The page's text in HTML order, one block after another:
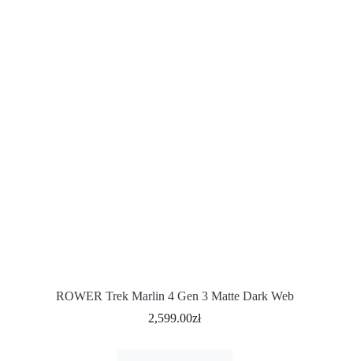
ROWER Trek Marlin 4 Gen 3 Matte Dark Web
2,599.00zł